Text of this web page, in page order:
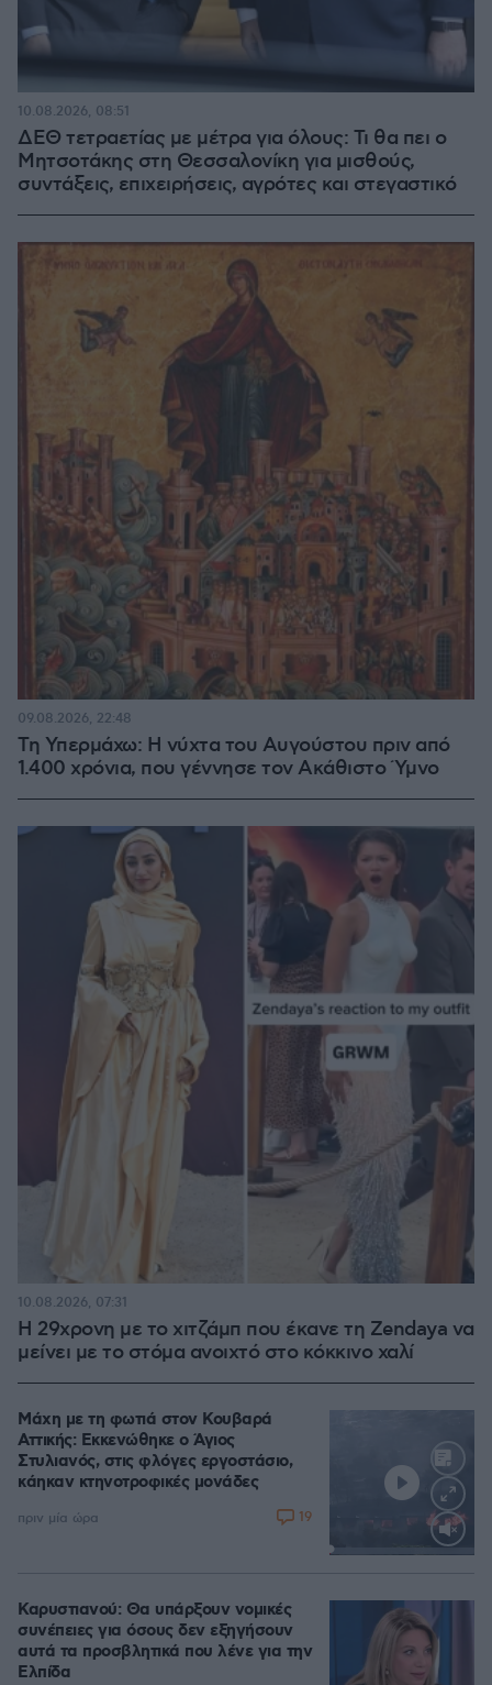
ΔΕΘ τετραετίας με μέτρα για όλους: Τι θα πει ο
Μητσοτάκης στη Θεσσαλονίκη για μισθούς,
συντάξεις, επιχειρήσεις, αγρότες και στεγαστικό
10.08.2026, 08:51
Τη Υπερμάχω: Η νύχτα του Αυγούστου πριν από
1.400 χρόνια, που γέννησε τον Ακάθιστο Ύμνο
09.08.2026, 22:48
Η 29χρονη με το χιτζάμπ που έκανε τη Zendaya να
μείνει με το στόμα ανοιχτό στο κόκκινο χαλί
10.08.2026, 07:31
Μάχη με τη φωτιά στον Κουβαρά
Αττικής: Εκκενώθηκε ο Άγιος
Στυλιανός, στις φλόγες εργοστάσιο,
κάηκαν κτηνοτροφικές μονάδες
πριν μία ώρα 19
Καρυστιανού: Θα υπάρξουν νομικές
συνέπειες για όσους δεν εξηγήσουν
αυτά τα προσβλητικά που λένε για την
Ελπίδα